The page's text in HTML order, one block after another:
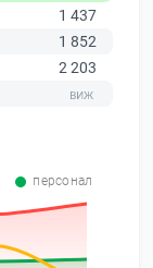
1 437
1 852
2 203
персонал